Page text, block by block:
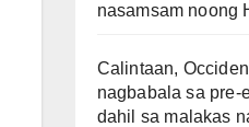
nasamsam noong
Calintaan,
nagbabala sa pre-
dahil sa malakas